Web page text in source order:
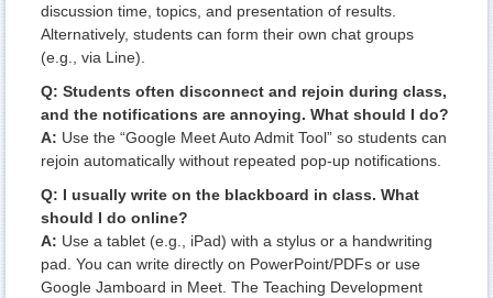
discussion time, topics, and presentation of results.
Alternatively, students can form their own chat groups
(e.g., via Line).
Q: Students often disconnect and rejoin during class,
and the notifications are annoying. What should I do?
A: Use the “Google Meet Auto Admit Tool” so students can
rejoin automatically without repeated pop-up notifications.
Q: I usually write on the blackboard in class. What
should I do online?
A: Use a tablet (e.g., iPad) with a stylus or a handwriting
pad. You can write directly on PowerPoint/PDFs or use
Google Jamboard in Meet. The Teaching Development